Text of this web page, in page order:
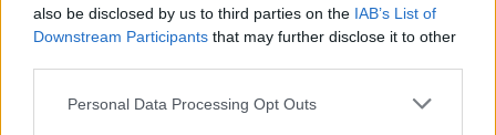
also be disclosed by us to third parties on the IAB’s List of
Downstream Participants that may further disclose it to other
Please note that this website/app uses one or more Google
Personal Data Processing Opt Outs
Lepota